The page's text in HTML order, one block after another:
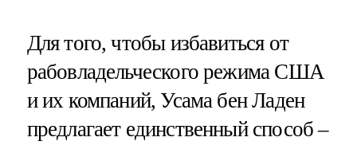
Для того, чтобы избавиться от
рабовладельческого режима США
и их компаний, Усама бен Ладен
предлагает единственный способ –